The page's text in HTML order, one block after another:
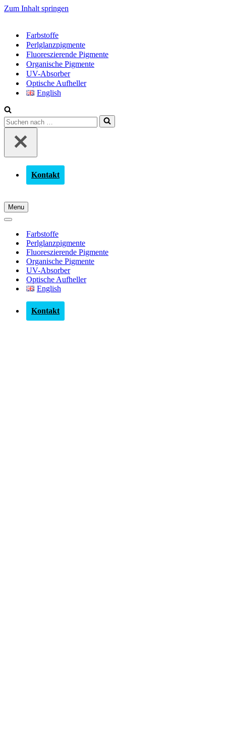
Zum Inhalt springen
Farbstoffe
Perlglanzpigmente
Fluoreszierende Pigmente
Organische Pigmente
UV-Absorber
Optische Aufheller
English
Suchen
nach …
Kontakt
Menu
Navigationsmenü
Navigationsmenü
Farbstoffe
Perlglanzpigmente
Fluoreszierende Pigmente
Organische Pigmente
UV-Absorber
Optische Aufheller
English
Kontakt